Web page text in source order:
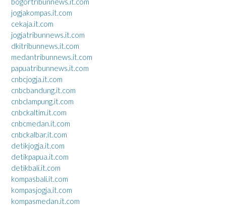
jogjakompas.it.com
cekaja.it.com
jogjatribunnews.it.com
dkitribunnews.it.com
medantribunnews.it.com
papuatribunnews.it.com
cnbcjogja.it.com
cnbcbandung.it.com
cnbclampung.it.com
cnbckaltim.it.com
cnbcmedan.it.com
cnbckalbar.it.com
detikjogja.it.com
detikpapua.it.com
detikbali.it.com
kompasbali.it.com
kompasjogja.it.com
kompasmedan.it.com